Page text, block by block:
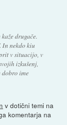
drugače.
In nekdo kiu
v situacijo, v
izkušenj,
ime
v dotični temi na
komentarja na